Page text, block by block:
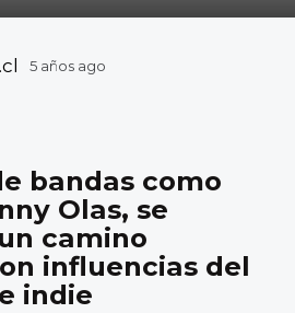
5 años ago
g
o
bandas como
Olas, se
camino
influencias del
indie